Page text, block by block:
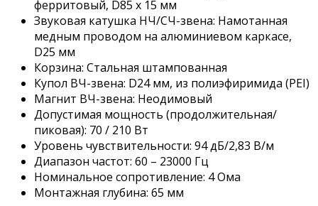
ферритовый, D85 х 15 мм
Звуковая катушка НЧ/СЧ-звена: Намотанная
медным проводом на алюминиевом каркасе,
D25 мм
Корзина: Стальная штампованная
Купол ВЧ-звена: D24 мм, из полиэфиримида (PEI)
Магнит ВЧ-звена: Неодимовый
Допустимая мощность (продолжительная/
пиковая): 70 / 210 Вт
Уровень чувствительности: 94 дБ/2,83 В/м
Диапазон частот: 60 – 23000 Гц
Номинальное сопротивление: 4 Ома
Монтажная глубина: 65 мм